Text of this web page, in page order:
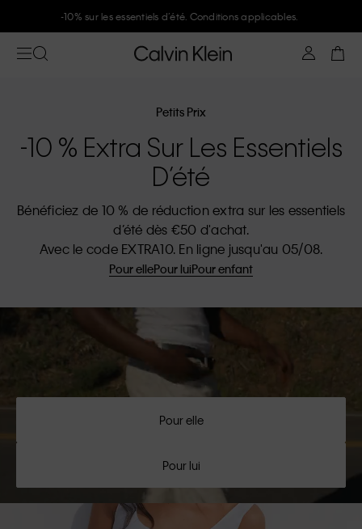
-10% sur les essentiels d’été. Conditions applicables.
Petits Prix
-10 % Extra Sur Les Essentiels
D’été
Bénéficiez de 10 % de réduction extra sur les essentiels
d’été dès €50 d'achat.
Avec le code EXTRA10. En ligne jusqu'au 05/08.
Pour ellePour luiPour enfant
Pour elle
Pour lui